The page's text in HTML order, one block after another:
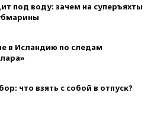
под воду: зачем на суперъяхты
в Исландию по следам
что взять с собой в отпуск?